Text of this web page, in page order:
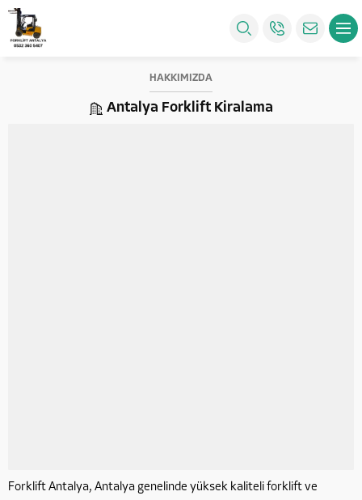
HAKKIMIZDA
Antalya Forklift Kiralama
Forklift Antalya, Antalya genelinde yüksek kaliteli forklift ve